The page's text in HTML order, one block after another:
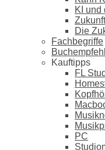
KI und
Die
Fachbegriffe
Kauftipps
FL
PC